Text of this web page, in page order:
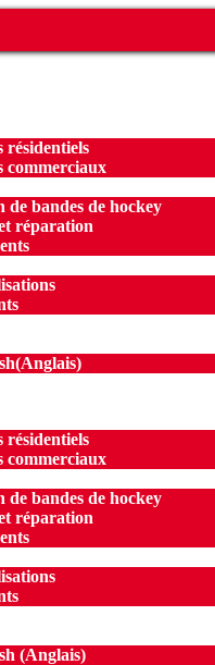
résidentiels
commerciaux
de bandes de hockey
réparation
(Anglais)
résidentiels
commerciaux
de bandes de hockey
réparation
(Anglais)